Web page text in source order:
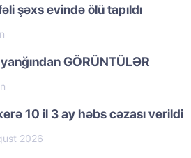
şəxs evində ölü tapıldı
GÖRÜNTÜLƏR
10 il 3 ay həbs cəzası verildi
2026